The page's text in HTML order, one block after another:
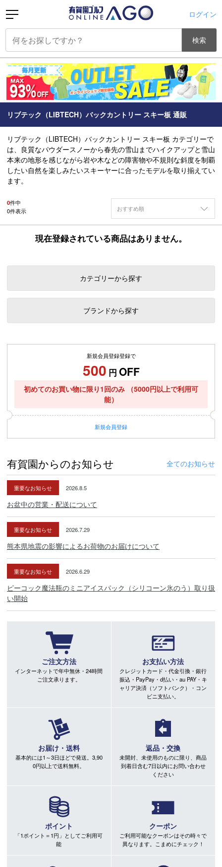
ログイン
検索
リブテック（LIBTECH）バックカントリー スキー板 通販
リブテック（LIBTECH）バックカントリー スキー板 カテゴリーで
は、良質なパウダースノーから春先の雪山までハイクアップと雪山
本来の地形を感じながら岩や木などの障害物や不規則な斜度を制覇
したい自然を楽しみたいスキーヤーに合ったモデルを取り揃えてい
ます。
0件中
0件表示 おすすめ順
現在登録されている商品はありません。
カテゴリーから探す
ブランドから探す
新規会員登録登録で
500 円 OFF
初めてのお買い物に限り1回のみ
（5000円以上で利用可
能）
新規会員登録
有賀園からのお知らせ 全てのお知らせ
重要なお知らせ 2026.8.5
お盆中の営業・配送について
重要なお知らせ 2026.7.29
熊本県地震の影響によるお荷物のお届けについて
重要なお知らせ 2026.6.29
ピーコック魔法瓶のミニアイスパック（シリコーン氷のう）取り扱
い開始
ご注文方法
インターネットで年中無休・24時間
ご注文承ります。
お支払い方法
クレジットカード・代金引換・銀行
振込・PayPay・d払い・au PAY・キ
ャリア決済（ソフトバンク）・コン
ビニ支払い。
お届け・送料
基本的には1～3日ほどで発送。3,90
0円以上で送料無料。
返品・交換
未開封、未使用のものに限り、商品
到着日含む7日以内にお問い合わせ
ください
ポイント
「1ポイント＝1円」としてご利用可
能
クーポン
ご利用可能なクーポンはその時々で
異なります。こまめにチェック！